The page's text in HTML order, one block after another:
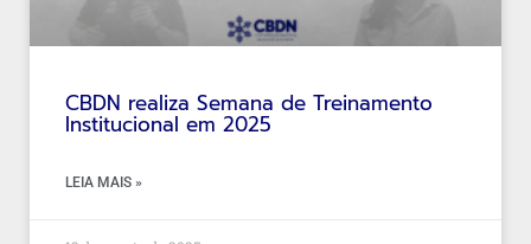
CBDN realiza Semana de Treinamento
Institucional em 2025
LEIA MAIS »